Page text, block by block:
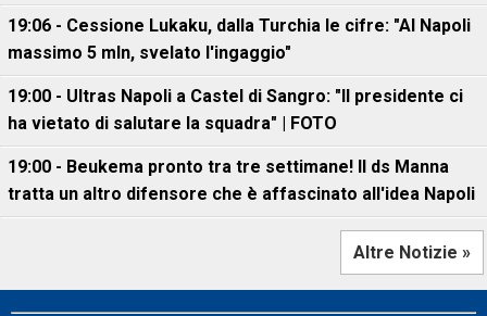
19:06 - Cessione Lukaku, dalla Turchia le cifre: "Al Napoli
massimo 5 mln, svelato l'ingaggio"
19:00 - Ultras Napoli a Castel di Sangro: "Il presidente ci
ha vietato di salutare la squadra" | FOTO
19:00 - Beukema pronto tra tre settimane! Il ds Manna
tratta un altro difensore che è affascinato all'idea Napoli
Altre Notizie »